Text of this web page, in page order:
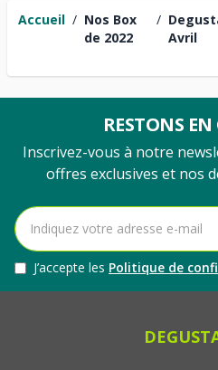
Accueil / Nos Box
de 2022
/
Avril
RESTONS
Inscrivez-vous à notre
offres exclusives et nos
J’accepte les Politique de